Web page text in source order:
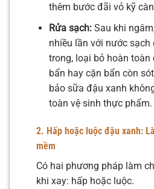
thêm bước đãi vỏ kỹ
Rửa sạch:Sau khi
nhiều lần với nước
trong, loại bỏ hoàn toàn
bẩn hay cặn bẩn còn
bảo sữa đậu xanh
toàn vệ sinh thực phẩm.
2. Hấp hoặc luộc đậu xanh:
mềm
Có hai phương pháp làm
khi xay: hấp hoặc luộc.